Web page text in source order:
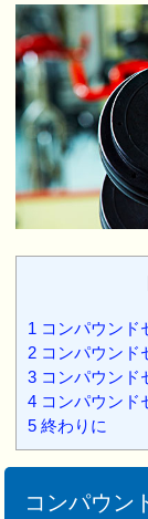
1 コンパウンド
2 コンパウンド
3 コンパウンド
4 コンパウンド
5 終わりに
コンパウン